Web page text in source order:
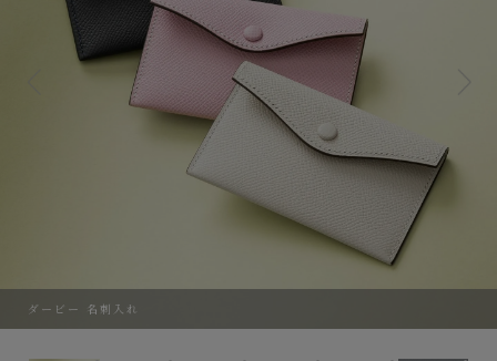
ダービー 名刺入れ